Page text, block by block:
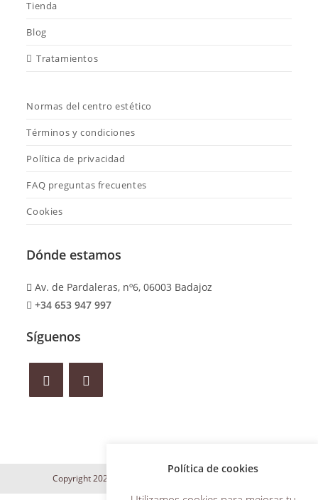
Tienda
Blog
Tratamientos
Normas del centro estético
Términos y condiciones
Política de privacidad
FAQ preguntas frecuentes
Cookies
Dónde estamos
Av. de Pardaleras, nº6, 06003 Badajoz
+34 653 947 997
Síguenos
Copyright 2024 Maite Iñesta | Desarrollo web
Política de cookies